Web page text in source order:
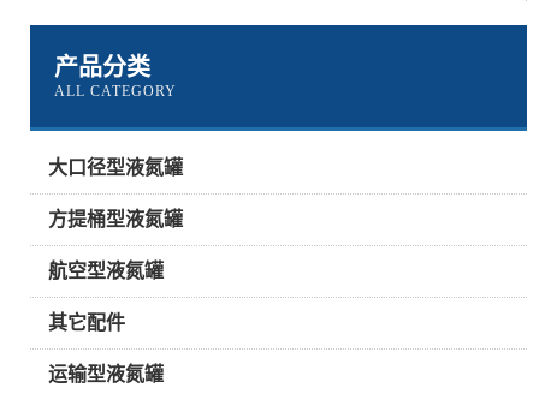
产品分类
ALL CATEGORY
大口径型液氮罐
方提桶型液氮罐
航空型液氮罐
其它配件
运输型液氮罐